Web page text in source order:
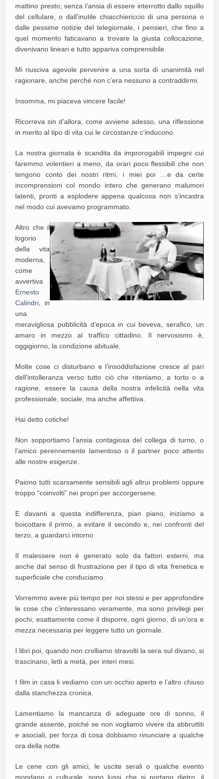
mattino presto; senza l’ansia di essere interrotto dallo squillo
del cellulare, o dall’inutile chiacchiericcio di una persona o
dalle pessime notizie del telegiornale, i pensieri, che fino a
quel momento faticavano a trovare la giusta collocazione,
divenivano lineari e tutto appariva comprensibile.
Mi riusciva agevole pervenire a una sorta di unanimità nel
ragionare, anche perché non c’era nessuno a contraddirmi.
Insomma, mi piaceva vincere facile!
Ricorreva sin d’allora, come avviene adesso, una riflessione
in merito al tipo di vita cui le circostanze c’inducono.
La nostra giornata è scandita da improrogabili impegni cui
faremmo volentieri a meno, da orari poco flessibili che non
tengono conto dei nostri ritmi, i miei poi …e da certe
incomprensioni col mondo intero che generano malumori
latenti, pronti a esplodere appena qualcosa non s’incastra
nel modo cui avevamo programmato.
Altro che il
logorio
della vita
moderna,
come
avvertiva
Ernesto
Calindri , in
una
meravigliosa pubblicità d’epoca in cui beveva, serafico, un
amaro in mezzo al traffico cittadino. Il nervosismo è,
oggigiorno, la condizione abituale.
Molte cose ci disturbano e l’insoddisfazione cresce al pari
dell’intolleranza verso tutto ciò che riteniamo, a torto o a
ragione, essere la causa della nostra infelicità nella vita
professionale, sociale, ma anche affettiva.
Hai detto cotiche!
Non sopportiamo l’ansia contagiosa del collega di turno, o
l’amico perennemente lamentoso o il partner poco attento
alle nostre esigenze.
Paiono tutti scarsamente sensibili agli altrui problemi oppure
troppo “coinvolti” nei propri per accorgersene.
E davanti a questa indifferenza, pian piano, iniziamo a
boicottare il primo, a evitare il secondo e, nei confronti del
terzo, a guardarci intorno.
Il malessere non è generato solo da fattori esterni, ma
anche dal senso di frustrazione per il tipo di vita frenetica e
superficiale che conduciamo.
Vorremmo avere più tempo per noi stessi e per approfondire
le cose che c’interessano veramente, ma sono privilegi per
pochi; esattamente come il disporre, ogni giorno, di un’ora e
mezza necessaria per leggere tutto un giornale.
I libri poi, quando non crolliamo stravolti la sera sul divano, si
trascinano, letti a metà, per interi mesi.
I film in casa li vediamo con un occhio aperto e l’altro chiuso
dalla stanchezza cronica.
Lamentiamo la mancanza di adeguate ore di sonno, il
grande assente, poiché se non vogliamo vivere da abbruttiti
e asociali, per forza di cosa dobbiamo rinunciare a qualche
ora della notte.
Le cene con gli amici, le uscite serali o qualche evento
mondano o culturale, sono lussi che si portano dietro, il